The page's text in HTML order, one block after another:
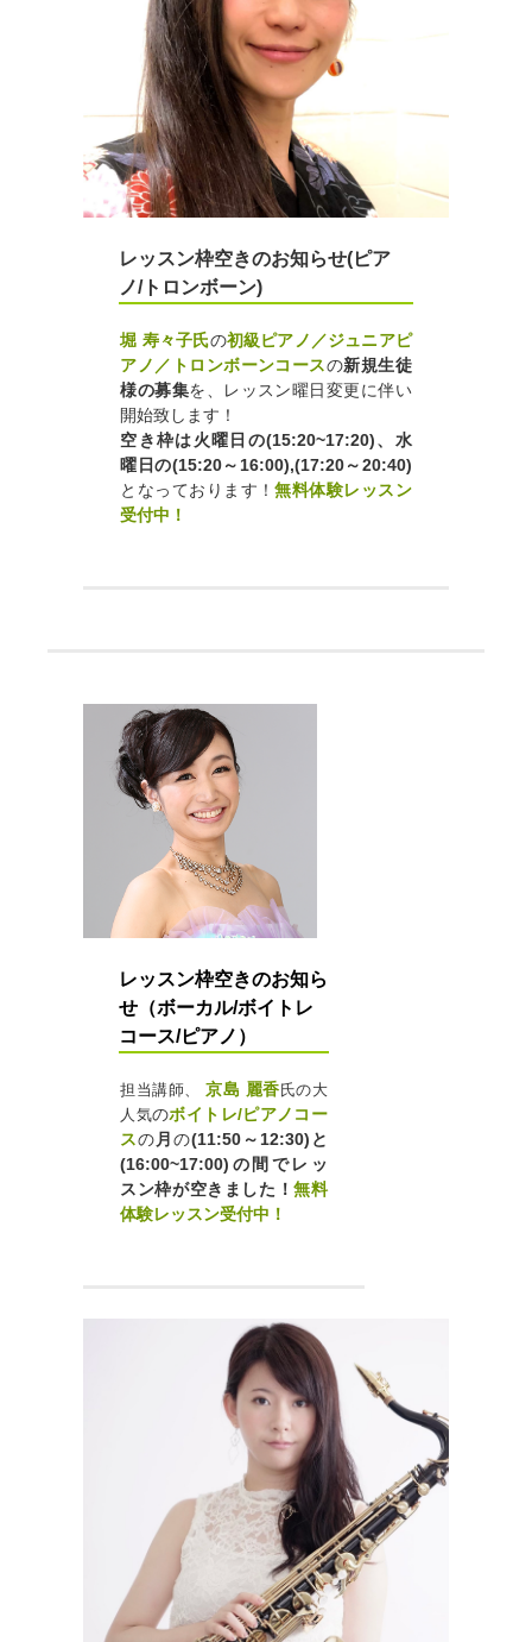
レッスン枠空きのお知らせ(ピア
ノ/トロンボーン)
堀 寿々子氏の初級ピアノ／ジュニアピ
アノ／トロンボーンコースの新規生徒
様の募集を、レッスン曜日変更に伴い
開始致します！
空き枠は火曜日の(15:20~17:20)、水
曜日の(15:20～16:00),(17:20～20:40)
となっております！無料体験レッスン
受付中！
レッスン枠空きのお知ら
せ（ボーカル/ボイトレ
コース/ピアノ）
担当講師、京島 麗香氏の大
人気のボイトレ/ピアノコー
スの 月の(11:50～12:30)と
(16:00~17:00)の間でレッ
スン枠が空きました！無料
体験レッスン受付中！